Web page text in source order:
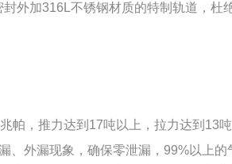
外加316L不锈钢材质的特制轨道，杜
帕，推力达到17吨以上，拉力达到13
、外漏现象，确保零泄漏，99%以上的